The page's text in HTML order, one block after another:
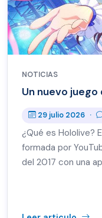
NOTICIAS
Un nuevo juego
29 julio 2026 ·
¿Qué es Hololive?
formada por
del 2017 con una